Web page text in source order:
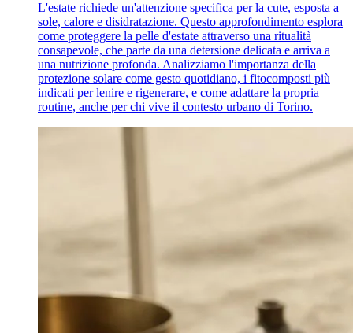
L'estate richiede un'attenzione specifica per la cute, esposta a
sole, calore e disidratazione. Questo approfondimento esplora
come proteggere la pelle d'estate attraverso una ritualità
consapevole, che parte da una detersione delicata e arriva a
una nutrizione profonda. Analizziamo l'importanza della
protezione solare come gesto quotidiano, i fitocomposti più
indicati per lenire e rigenerare, e come adattare la propria
routine, anche per chi vive il contesto urbano di Torino.